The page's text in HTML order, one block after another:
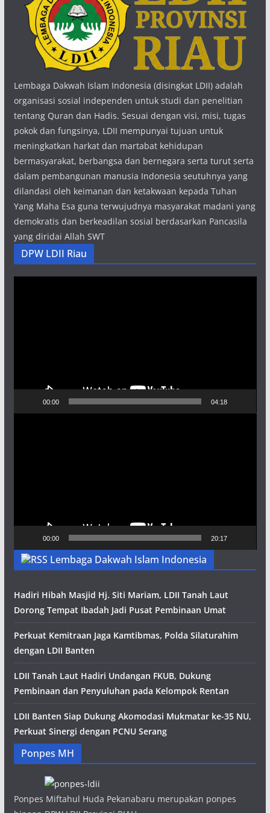
Lembaga Dakwah Islam Indonesia (disingkat LDII) adalah
organisasi sosial independen untuk studi dan penelitian
tentang Quran dan Hadis. Sesuai dengan visi, misi, tugas
pokok dan fungsinya, LDII mempunyai tujuan untuk
meningkatkan harkat dan martabat kehidupan
bermasyarakat, berbangsa dan bernegara serta turut serta
dalam pembangunan manusia Indonesia seutuhnya yang
dilandasi oleh keimanan dan ketakwaan kepada Tuhan
Yang Maha Esa guna terwujudnya masyarakat madani yang
demokratis dan berkeadilan sosial berdasarkan Pancasila
yang diridai Allah SWT
DPW LDII Riau
00:00 04:18
00:00 20:17
Lembaga Dakwah Islam Indonesia
Hadiri Hibah Masjid Hj. Siti Mariam, LDII Tanah Laut
Dorong Tempat Ibadah Jadi Pusat Pembinaan Umat
Perkuat Kemitraan Jaga Kamtibmas, Polda Silaturahim
dengan LDII Banten
LDII Tanah Laut Hadiri Undangan FKUB, Dukung
Pembinaan dan Penyuluhan pada Kelompok Rentan
LDII Banten Siap Dukung Akomodasi Mukmatar ke-35 NU,
Perkuat Sinergi dengan PCNU Serang
Ponpes MH
Ponpes Miftahul Huda Pekanabaru merupakan ponpes